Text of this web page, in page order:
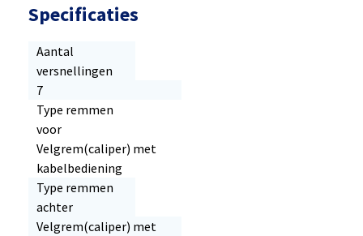
Specificaties
Aantal
versnellingen
7
Type remmen
voor
Velgrem(caliper) met
kabelbediening
Type remmen
achter
Velgrem(caliper) met